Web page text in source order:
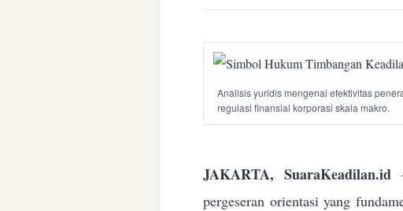
Analisis yuridis mengenai efektivitas
regulasi finansial korporasi skala makro.
JAKARTA, SuaraKeadilan.id–
pergeseran orientasi yang